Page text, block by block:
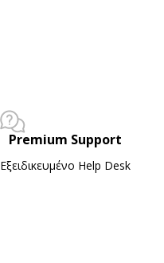
Premium Support
Εξειδικευμένο Ηelp Desk